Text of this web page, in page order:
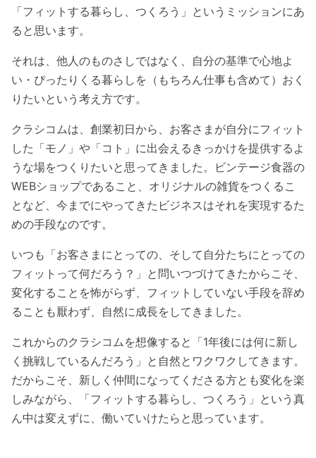
「フィットする暮らし、つくろう」というミッションにあ
ると思います。
それは、他人のものさしではなく、自分の基準で心地よ
い・ぴったりくる暮らしを（もちろん仕事も含めて）おく
りたいという考え方です。
クラシコムは、創業初日から、お客さまが自分にフィット
した「モノ」や「コト」に出会えるきっかけを提供するよ
うな場をつくりたいと思ってきました。ビンテージ食器の
WEBショップであること、オリジナルの雑貨をつくるこ
となど、今までにやってきたビジネスはそれを実現するた
めの手段なのです。
いつも「お客さまにとっての、そして自分たちにとっての
フィットって何だろう？」と問いつづけてきたからこそ、
変化することを怖がらず、フィットしていない手段を辞め
ることも厭わず、自然に成長をしてきました。
これからのクラシコムを想像すると「1年後には何に新し
く挑戦しているんだろう」と自然とワクワクしてきます。
だからこそ、新しく仲間になってくださる方とも変化を楽
しみながら、「フィットする暮らし、つくろう」という真
ん中は変えずに、働いていけたらと思っています。